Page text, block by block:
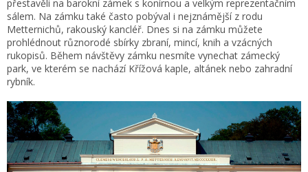
přestavěli na barokní zámek s konírnou a velkým reprezentačním
sálem. Na zámku také často pobýval i nejznámější z rodu
Metternichů, rakouský kancléř. Dnes si na zámku můžete
prohlédnout různorodé sbírky zbraní, mincí, knih a vzácných
rukopisů. Během návštěvy zámku nesmíte vynechat zámecký
park, ve kterém se nachází Křížová kaple, altánek nebo zahradní
rybník.